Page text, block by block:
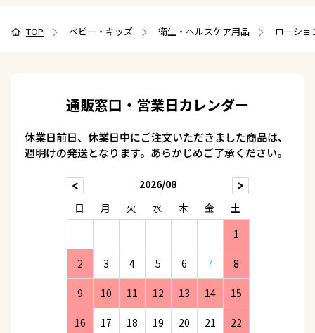
TOP ベビー・キッズ 衛生・ヘルスケア用品 ローショ
通販窓口・営業日カレンダー
休業日前日、休業日中にご注文いただきました商品は、
週明けの発送となります。あらかじめご了承ください。
2026/08
日
月 火 水 木 金
土
1
2 3 4 5 6 7 8
9 10 11 12 13 14 15
16 17 18 19 20 21 22